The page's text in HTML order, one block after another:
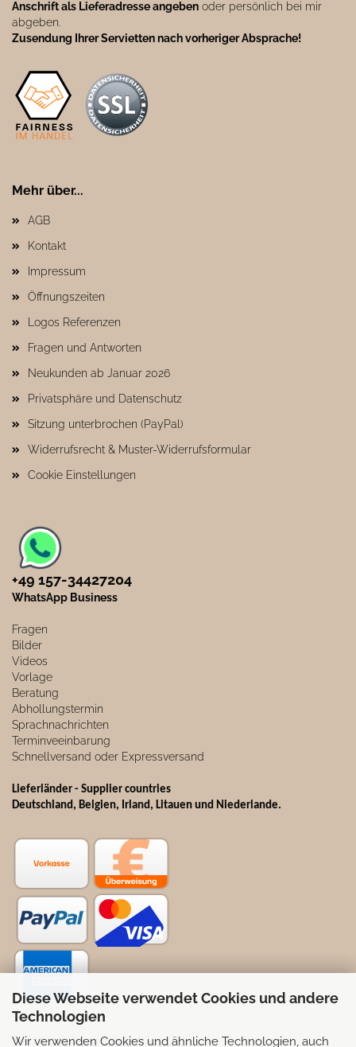
Diese Webseite verwendet Cookies und andere
Technologien
Wir verwenden Cookies und ähnliche Technologien, auch
Anschrift als Lieferadresse angeben oder persönlich bei mir
abgeben.
Zusendung Ihrer Servietten nach vorheriger Absprache!
Mehr über...
AGB
Kontakt
Impressum
Öffnungszeiten
Logos Referenzen
Fragen und Antworten
Neukunden ab Januar 2026
Privatsphäre und Datenschutz
Sitzung unterbrochen (PayPal)
Widerrufsrecht & Muster-Widerrufsformular
Cookie Einstellungen
+49 157-34427204​
WhatsApp Business
Fragen
Bilder
Videos
Vorlage
Beratung
Abhollungstermin
Sprachnachrichten
Terminveeinbarung
Schnellversand oder Expressversand
Lieferländer - Supplier countries
Deutschland, Belgien, Irland, Litauen und Niederlande.
Selbstabhollung möglich